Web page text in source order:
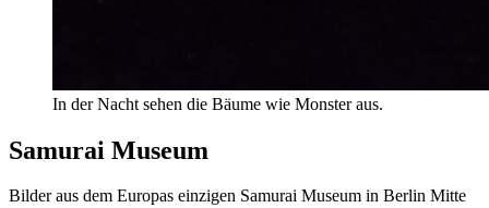
In der Nacht sehen die Bäume wie Monster aus.
Samurai Museum
Bilder aus dem Europas einzigen Samurai Museum in Berlin Mitte